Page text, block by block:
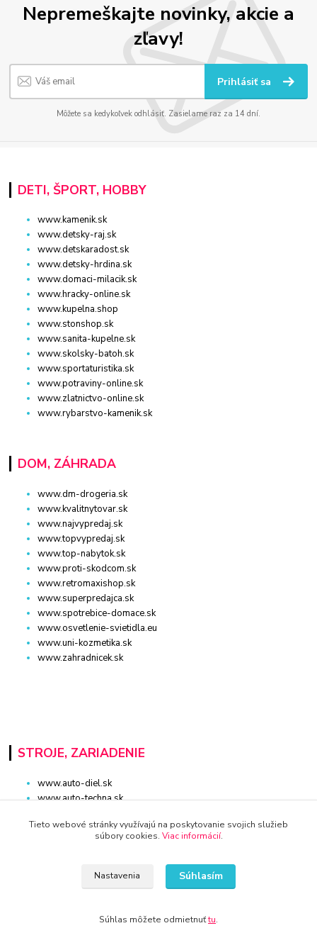
Nepremeškajte novinky, akcie a
zľavy!
Prihlásiť sa
Môžete sa kedykoľvek odhlásiť. Zasielame raz za 14 dní.
DETI, ŠPORT, HOBBY
www.kamenik.sk
www.detsky-raj.sk
www.detskaradost.sk
www.detsky-hrdina.sk
www.domaci-milacik.sk
www.hracky-online.sk
www.kupelna.shop
www.stonshop.sk
www.sanita-kupelne.sk
www.skolsky-batoh.sk
www.sportaturistika.sk
www.potraviny-online.sk
www.zlatnictvo-online.sk
www.rybarstvo-kamenik.sk
DOM, ZÁHRADA
www.dm-drogeria.sk
www.kvalitnytovar.sk
www.najvypredaj.sk
www.topvypredaj.sk
www.top-nabytok.sk
www.proti-skodcom.sk
www.retromaxishop.sk
www.superpredajca.sk
www.spotrebice-domace.sk
www.osvetlenie-svietidla.eu
www.uni-kozmetika.sk
www.zahradnicek.sk
STROJE, ZARIADENIE
www.auto-diel.sk
www.auto-techna.sk
www.profi-dielna.sk
www.polno-stroje.sk
www.stavebnictvo-online.sk
www.maxiobchod-naradie.sk
www.firemne-zariadenie.sk
Tieto webové stránky využívajú na poskytovanie svojich služieb
súbory cookies. Viac informácií.
Nastavenia Súhlasím
Súhlas môžete odmietnuťtu.